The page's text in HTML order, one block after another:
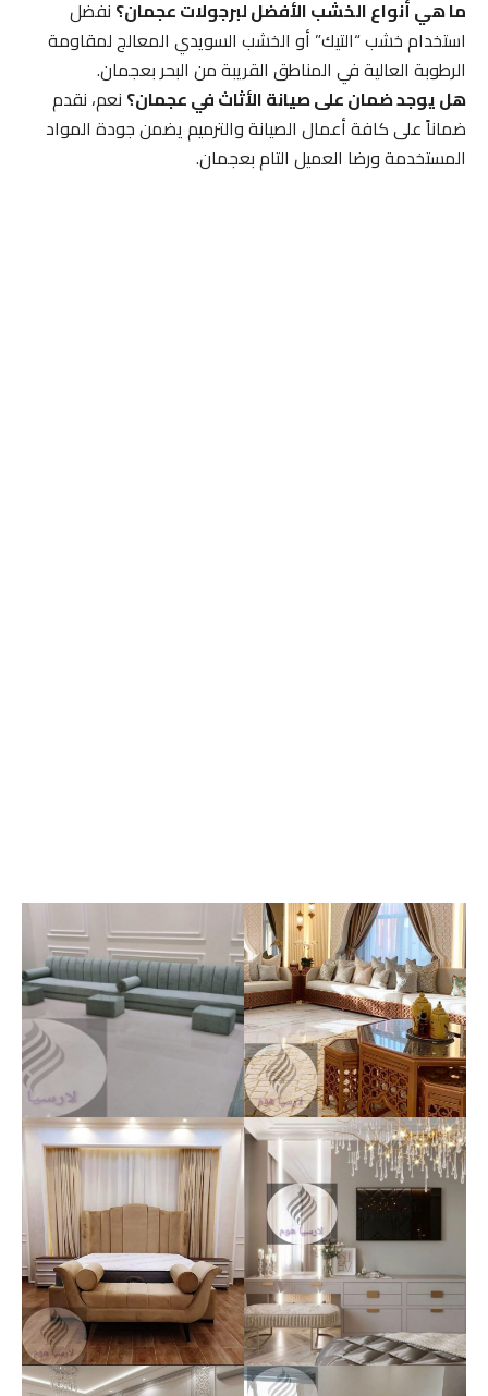
ما هي أنواع الخشب الأفضل لبرجولات عجمان؟نفضل
استخدام خشب “التيك” أو الخشب السويدي المعالج لمقاومة
الرطوبة العالية في المناطق القريبة من البحر بعجمان.
هل يوجد ضمان على صيانة الأثاث في عجمان؟نعم، نقدم
ضماناً على كافة أعمال الصيانة والترميم يضمن جودة المواد
المستخدمة ورضا العميل التام بعجمان.